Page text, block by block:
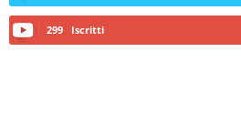
299 Iscritti